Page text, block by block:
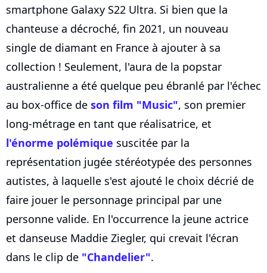
smartphone Galaxy S22 Ultra. Si bien que la
chanteuse a décroché, fin 2021, un nouveau
single de diamant en France à ajouter à sa
collection ! Seulement, l'aura de la popstar
australienne a été quelque peu ébranlé par l'échec
au box-office de son film "Music", son premier
long-métrage en tant que réalisatrice, et
l'énorme polémique suscitée par la
représentation jugée stéréotypée des personnes
autistes, à laquelle s'est ajouté le choix décrié de
faire jouer le personnage principal par une
personne valide. En l'occurrence la jeune actrice
et danseuse Maddie Ziegler, qui crevait l'écran
dans le clip de "Chandelier".